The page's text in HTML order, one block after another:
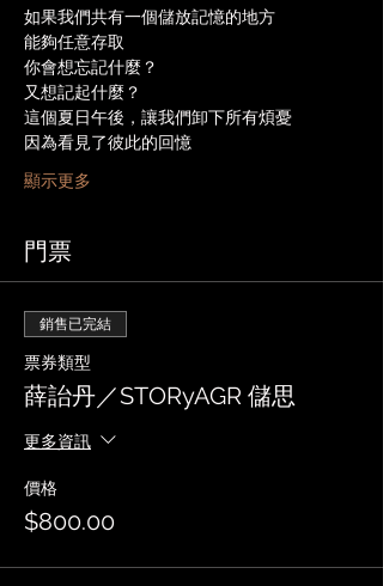
如果我們共有一個儲放記憶的地方
能夠任意存取
你會想忘記什麼？
又想記起什麼？
這個夏日午後，讓我們卸下所有煩憂
因為看見了彼此的回憶
顯示更多
門票
銷售已完結
票券類型
薛詒丹／STORyAGR 儲思
更多資訊
價格
$800.00